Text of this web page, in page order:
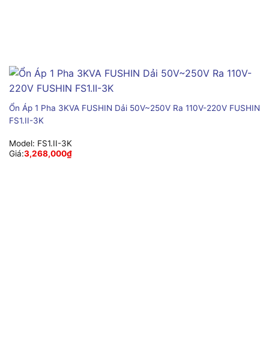
Ổn Áp 1 Pha 3KVA FUSHIN Dải 50V~250V Ra 110V-220V FUSHIN
FS1.II-3K
Model: FS1.II-3K
Giá:3,268,000₫